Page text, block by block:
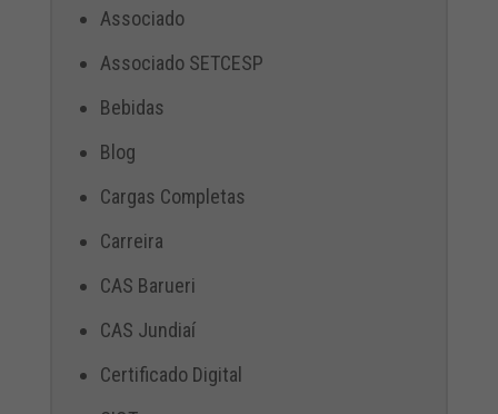
Associado
Associado SETCESP
Bebidas
Blog
Cargas Completas
Carreira
CAS Barueri
CAS Jundiaí
Certificado Digital